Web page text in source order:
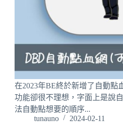
在2023年BE終於新增了自動點
功能卻很不理想，字面上是說
法自動點想要的順序...
tunauno
2024-02-11